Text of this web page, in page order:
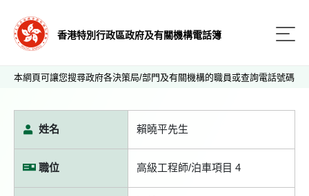
香港特別行政區政府及有關機構電話簿
本網頁可讓您搜尋政府各決策局/部門及有關機構的職員或查詢電話號碼
姓名 賴曉平先生
職位 高級工程師/泊車項目 4